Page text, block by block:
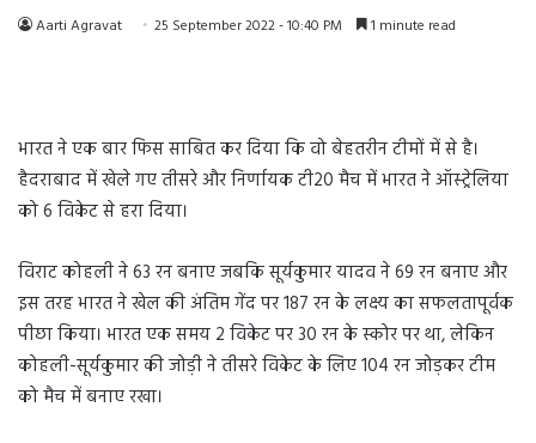
Aarti Agravat 25 September 2022 - 10:40 PM 1 minute read
भारत ने एक बार फिस साबित कर दिया कि वो बेहतरीन टीमों में से है।
हैदराबाद में खेले गए तीसरे और निर्णायक टी20 मैच में भारत ने ऑस्ट्रेलिया
को 6 विकेट से हरा दिया।
विराट कोहली ने 63 रन बनाए जबकि सूर्यकुमार यादव ने 69 रन बनाए और
इस तरह भारत ने खेल की अंतिम गेंद पर 187 रन के लक्ष्य का सफलतापूर्वक
पीछा किया। भारत एक समय 2 विकेट पर 30 रन के स्कोर पर था, लेकिन
कोहली-सूर्यकुमार की जोड़ी ने तीसरे विकेट के लिए 104 रन जोड़कर टीम
को मैच में बनाए रखा।